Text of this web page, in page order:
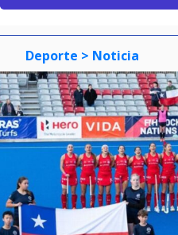
Deporte > Noticia